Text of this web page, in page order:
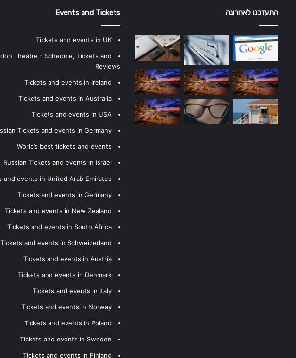
התעדכנו לאחרונה Events and Tickets
Tickets and events in UK
Theatre - Schedule, Tickets and
Reviews
Tickets and events in Ireland
Tickets and events in Australia
Tickets and events in USA
Tickets and events in Germany
World’s best tickets and events
Russian Tickets and events in Israel
and events in United Arab Emirates
Tickets and events in Germany
Tickets and events in New Zealand
Tickets and events in South Africa
Tickets and events in Schweizerland
Tickets and events in Austria
Tickets and events in Denmark
Tickets and events in Italy
Tickets and events in Norway
Tickets and events in Poland
Tickets and events in Sweden
Tickets and events in Finland